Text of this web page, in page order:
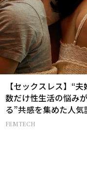
【セックスレス】“夫
数だけ性生活の悩み
る”共感を集めた人気
10選
FEMTECH